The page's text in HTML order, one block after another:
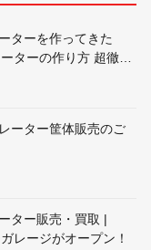
ターを作ってきた
ターの作り方 超徹底
のポイントと設置方
ーター筐体販売のご
ター販売・買取 |
レージがオープン！